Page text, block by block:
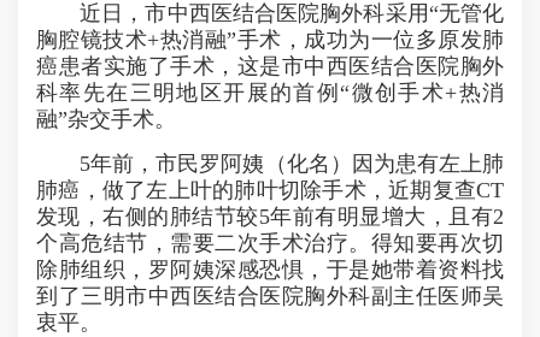
近日，市中西医结合医院胸外科采用“无管化
胸腔镜技术+热消融”手术，成功为一位多原发肺
癌患者实施了手术，这是市中西医结合医院胸外
科率先在三明地区开展的首例“微创手术+热消
融”杂交手术。
5年前，市民罗阿姨（化名）因为患有左上肺
肺癌，做了左上叶的肺叶切除手术，近期复查CT
发现，右侧的肺结节较5年前有明显增大，且有2
个高危结节，需要二次手术治疗。得知要再次切
除肺组织，罗阿姨深感恐惧，于是她带着资料找
到了三明市中西医结合医院胸外科副主任医师吴
衷平。